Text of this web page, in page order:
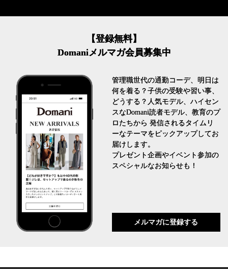
【登録無料】
Domaniメルマガ会員募集中
管理職世代の通勤コーデ、明日は
何を着る？子供の受験や習い事、
どうする？人気モデル、ハイセン
スなDomani読者モデル、教育のプ
ロたちから 発信されるタイムリ
ーなテーマをピックアップしてお
届けします。
プレゼント企画やイベント参加の
スペシャルなお知らせも！
メルマガに登録する